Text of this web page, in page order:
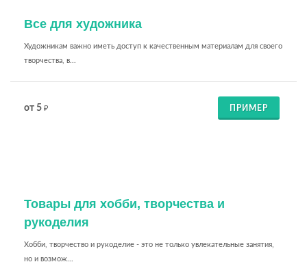
Все для художника
Художникам важно иметь доступ к качественным материалам для своего
творчества, в...
от 5 ₽ ПРИМЕР
Товары для хобби, творчества и
рукоделия
Хобби, творчество и рукоделие - это не только увлекательные занятия,
но и возмож...